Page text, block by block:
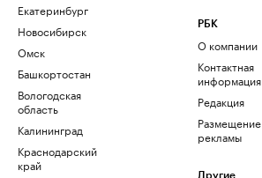
Екатеринбург
Новосибирск
Омск
Башкортостан
Вологодская
область
Калининград
Краснодарский
край
РБК
О компании
Контактная
информация
Редакция
Размещение
рекламы
Другие